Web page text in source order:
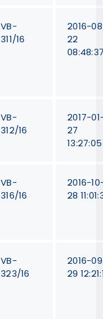
VB-
311/16
2016-
22
VB-
312/16
2017-
27
13:27:05
VB-
316/16
2016-
28
VB-
323/16
2016-
29